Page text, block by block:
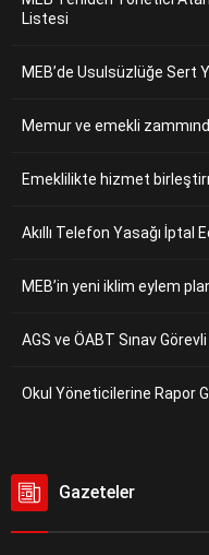
Listesi
MEB’de Usulsüzlüğe Sert
Memur ve emekli
Emeklilikte hizmet
Akıllı Telefon Yasağı İptal
MEB’in yeni iklim eylem
AGS ve ÖABT Sınav
Okul Yöneticilerine Rapor
Gazeteler